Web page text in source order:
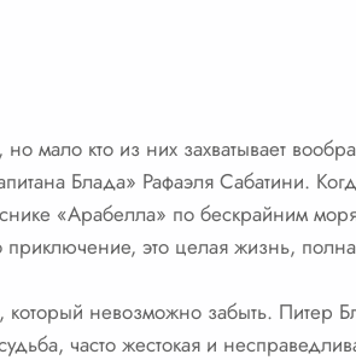
мало кто из них захватывает
Блада» Рафаэля Сабатини.
«Арабелла» по бескрайним
приключение, это целая жизнь,
невозможно забыть. Питер
часто жестокая и